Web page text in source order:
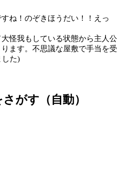
ね！のぞきほうだい！！えっ
怪我もしている状態から主人公
ます。不思議な屋敷で手当を受
した)
がす（自動）